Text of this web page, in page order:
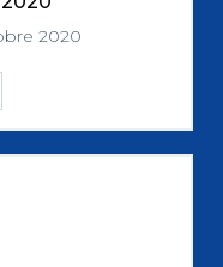
2020